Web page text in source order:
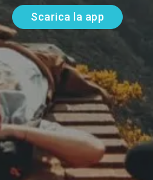
Scarica la app